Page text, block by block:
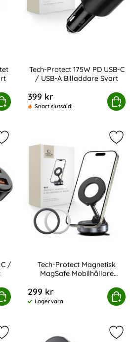
Med Utfällbart Bord Svart
Tech-Protect 175W PD USB-C
/ USB-A Billaddare Svart
399 kr
Snart slutsåld!
Köp
Tech-Protect 175W PD USB-
C /
/ USB-A Billaddare Svart
Markera tech-Protect 75W PD
Tech-Protect Magnetisk
MagSafe Mobilhållare
299 kr
Tillgänglighet:
Lagervara
Köp
Protect Magnetisk MagSafe
Markera tech-Protect 45W PD QC